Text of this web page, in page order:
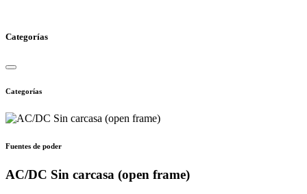
Categorías
Categorías
Fuentes de poder
AC/DC Sin carcasa (open frame)